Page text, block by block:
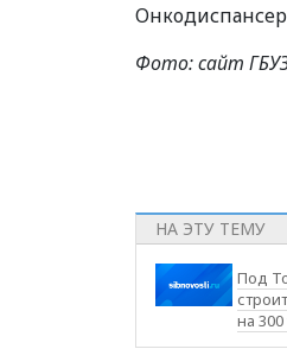
Фото: сайт ГБУЗ
НА ЭТУ ТЕМУ
Под
на